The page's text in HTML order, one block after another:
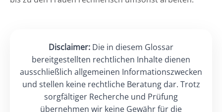
Disclaimer: Die in diesem Glossar
bereitgestellten rechtlichen Inhalte dienen
ausschließlich allgemeinen Informationszwecken
und stellen keine rechtliche Beratung dar. Trotz
sorgfältiger Recherche und Prüfung
übernehmen wir keine Gewähr für die